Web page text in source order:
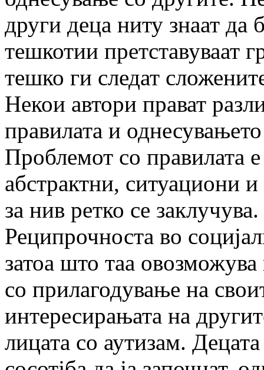
други деца ниту знаат
тешкотии претставуваат
тешко ги следат
Некои автори прават
правилата и
Проблемот со правилата
абстрактни, ситуациони
за нив ретко се заклучува.
Реципрочноста во
затоа што таа
со прилагодување на
интересирањата на
лицата со аутизам.